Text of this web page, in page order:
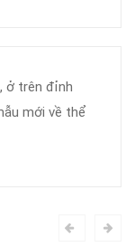
ở trên đỉnh
mới về thể